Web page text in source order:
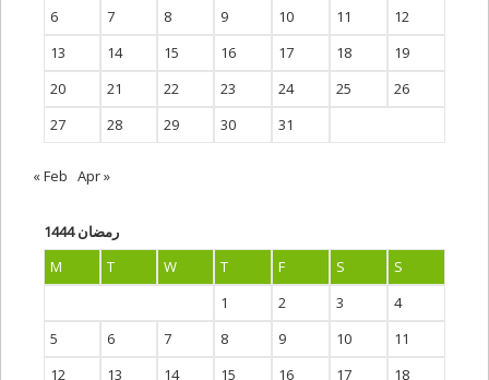
6
7 8 9 10 11
12
13
14 15 16 17 18
19
20
21 22 23 24 25
26
27
28 29 30 31
« Feb Apr »
رمضان 1444
M
T W T F S S
1 2 3
4
5
6 7 8 9 10
11
12
13 14 15 16 17
18